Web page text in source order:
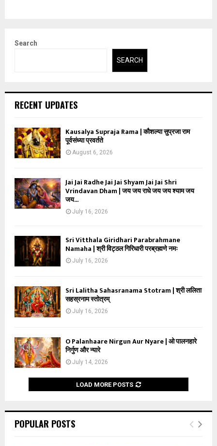
Search
SEARCH
RECENT UPDATES
Kausalya Supraja Rama | कौशल्या सुप्रजा राम
पूर्वसंध्या प्रवर्तते
August 6, 2026
Jai Jai Radhe Jai Jai Shyam Jai Jai Shri
Vrindavan Dham | जय जय राधे जय जय श्याम जय
जय...
July 16, 2026
Sri Vitthala Giridhari Parabrahmane
Namaha | श्री विट्ठल गिरिधारी परब्रह्मणे नमः
July 16, 2026
Sri Lalitha Sahasranama Stotram | श्री ललिता
सहस्रनाम स्तोत्रम्
July 16, 2026
O Palanhaare Nirgun Aur Nyare | ओ पालनहारे
निर्गुण और न्यारे
July 14, 2026
LOAD MORE POSTS
POPULAR POSTS